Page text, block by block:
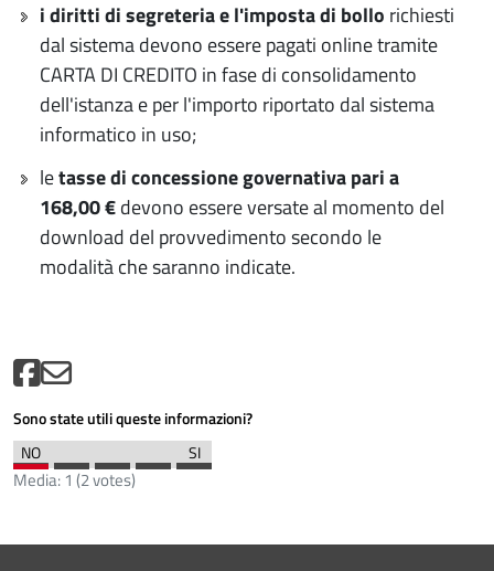
i diritti di segreteria e l'imposta di bollo richiesti
dal sistema devono essere pagati online tramite
CARTA DI CREDITO in fase di consolidamento
dell'istanza e per l'importo riportato dal sistema
informatico in uso;
letasse di concessione governativa pari a
168,00 €devono essere versate al momento del
download del provvedimento secondo le
modalità che saranno indicate.
Sono state utili queste informazioni?
Media:1 (2votes)